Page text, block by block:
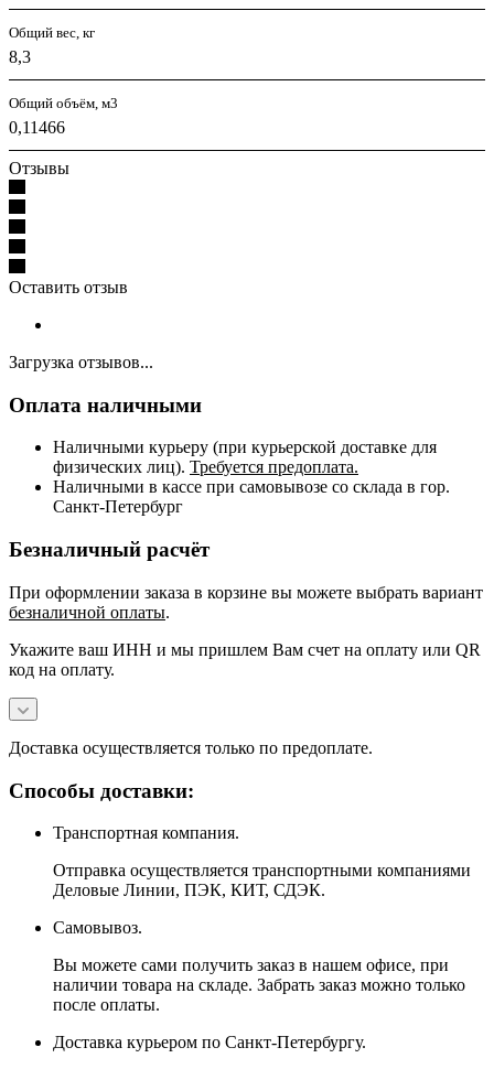
Общий вес, кг
8,3
Общий объём, м3
0,11466
Отзывы
Оставить отзыв
Загрузка отзывов...
Оплата наличными
Наличными курьеру (при курьерской доставке для
физических лиц). Требуется предоплата.
Наличными в кассе при самовывозе со склада в гор.
Санкт-Петербург
Безналичный расчёт
При оформлении заказа в корзине вы можете выбрать вариант
безналичной оплаты.
Укажите ваш ИНН и мы пришлем Вам счет на оплату или QR
код на оплату.
Доставка осуществляется только по предоплате.
Способы доставки:
Транспортная компания.
Отправка осуществляется транспортными компаниями
Деловые Линии, ПЭК, КИТ, СДЭК.
Самовывоз.
Вы можете сами получить заказ в нашем офисе, при
наличии товара на складе. Забрать заказ можно только
после оплаты.
Доставка курьером по Санкт-Петербургу.